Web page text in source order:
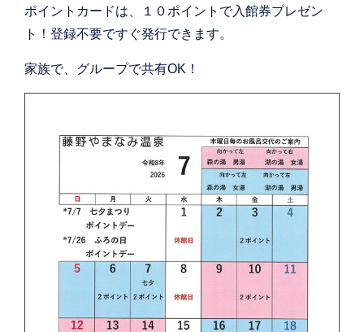
ポイントカードは、１０ポイントで入館券プレゼン
ト！登録不要ですぐ発行できます。
家族で、グループで共有OK！